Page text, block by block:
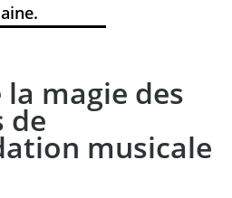
la magie des
de
musicale